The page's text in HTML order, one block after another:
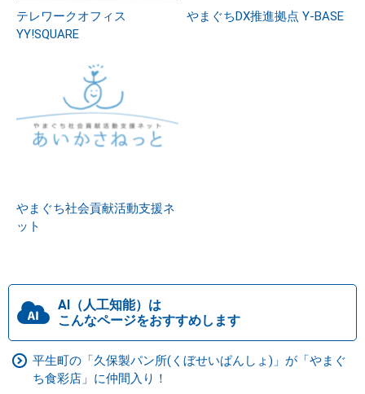
テレワークオフィス
YY!SQUARE
やまぐちDX推進拠点 Y-BASE
やまぐち社会貢献活動支援ネ
ット
AI（人工知能）は
こんなページをおすすめします
平生町の「久保製パン所(くぼせいぱんしょ)」が「やまぐ
ち食彩店」に仲間入り！